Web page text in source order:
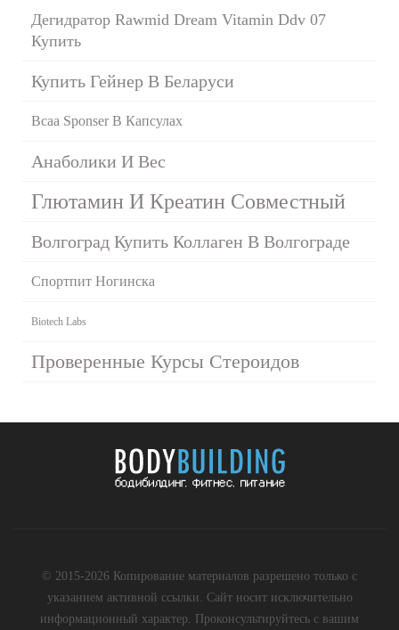
Дегидратор Rawmid Dream Vitamin Ddv 07
Купить
Купить Гейнер В Беларуси
Bcaa Sponser В Капсулах
Анаболики И Вес
Глютамин И Креатин Совместный
Волгоград Купить Коллаген В Волгограде
Спортпит Ногинска
Biotech Labs
Проверенные Курсы Стероидов
© 2015-2026 Копирование материалов разрешено только с
указанием активной ссылки. Сайт носит исключительно
информационный характер. Проконсультируйтесь с вашим